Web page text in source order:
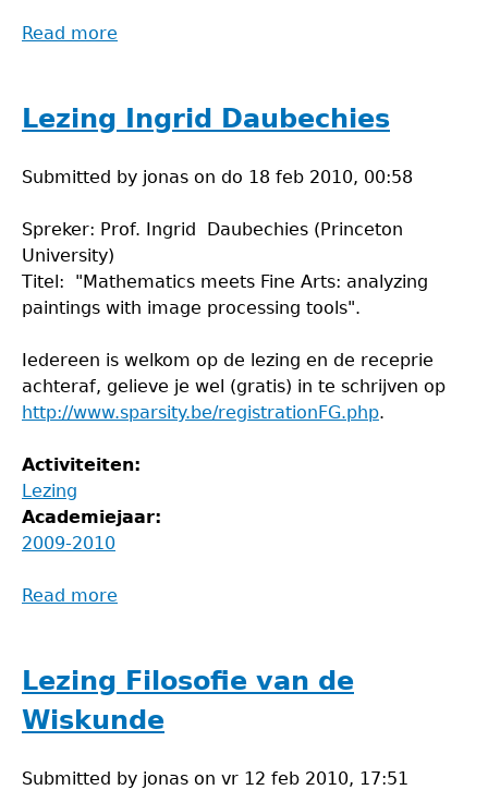
Read more
du
Sautoy
Lezing Ingrid Daubechies
Submitted by jonas on do 18 feb 2010, 00:58
Spreker: Prof. Ingrid Daubechies (Princeton
University)
Titel: "Mathematics meets Fine Arts: analyzing
paintings with image processing tools".
Iedereen is welkom op de lezing en de receprie
achteraf, gelieve je wel (gratis) in te schrijven op
http://www.sparsity.be/registrationFG.php.
Activiteiten:
Lezing
Academiejaar:
2009-2010
Read more
Daubechies
Lezing Filosofie van de
Wiskunde
Submitted by jonas on vr 12 feb 2010, 17:51